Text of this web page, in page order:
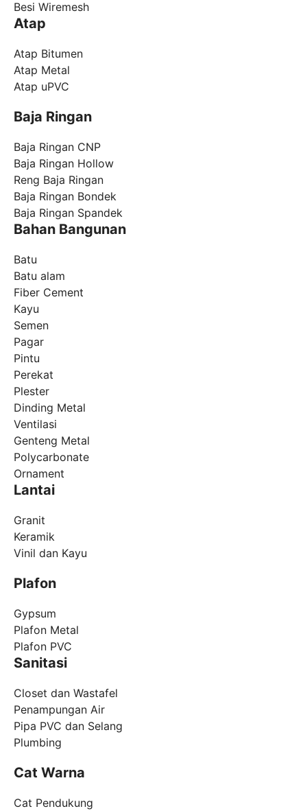
Besi Wiremesh
Atap
Atap Bitumen
Atap Metal
Atap uPVC
Baja Ringan
Baja Ringan CNP
Baja Ringan Hollow
Reng Baja Ringan
Baja Ringan Bondek
Baja Ringan Spandek
Bahan Bangunan
Batu
Batu alam
Fiber Cement
Kayu
Semen
Pagar
Pintu
Perekat
Plester
Dinding Metal
Ventilasi
Genteng Metal
Polycarbonate
Ornament
Lantai
Granit
Keramik
Vinil dan Kayu
Plafon
Gypsum
Plafon Metal
Plafon PVC
Sanitasi
Closet dan Wastafel
Penampungan Air
Pipa PVC dan Selang
Plumbing
Cat Warna
Cat Pendukung